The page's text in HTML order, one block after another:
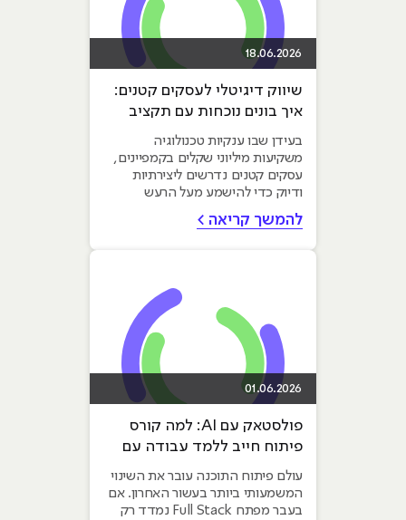
18.06.2026
שיווק דיגיטלי לעסקים קטנים:
איך בונים נוכחות עם תקציב
בעידן שבו ענקיות טכנולוגיה
משקיעות מיליוני שקלים בקמפיינים,
עסקים קטנים נדרשים ליצירתיות
ודיוק כדי להישמע מעל הרעש
הדיגיטלי. המפתח להצלחה אינו
טמון...
להמשך קריאה >
01.06.2026
פולסטאק עם AI: למה קורס
פיתוח חייב ללמד עבודה עם
כלי AI מתקדמים
עולם פיתוח התוכנה עובר את השינוי
המשמעותי ביותר בעשור האחרון. אם
בעבר מפתח Full Stack נמדד רק